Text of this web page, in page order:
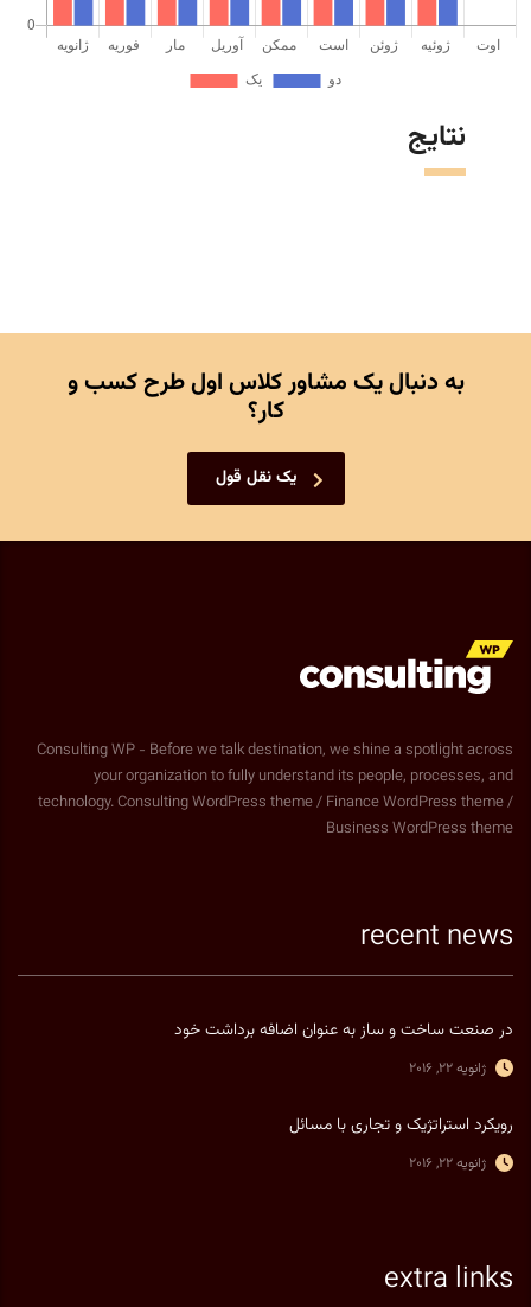
نتایج
به دنبال یک مشاور کلاس اول طرح کسب و
کار؟
یک نقل قول
Consulting WP - Before we talk destination, we shine a spotlight across
your organization to fully understand its people, processes, and
technology. Consulting WordPress theme / Finance WordPress theme /
Business WordPress theme
recent news
در صنعت ساخت و ساز به عنوان اضافه برداشت خود
ژانویه 22, 2016
رویکرد استراتژیک و تجاری با مسائل
ژانویه 22, 2016
extra links